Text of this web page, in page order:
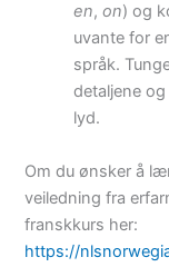
en,on) og
uvante for
språk.
detaljene
lyd.
Om du ønsker å
veiledning fra
franskkurs her:
https://